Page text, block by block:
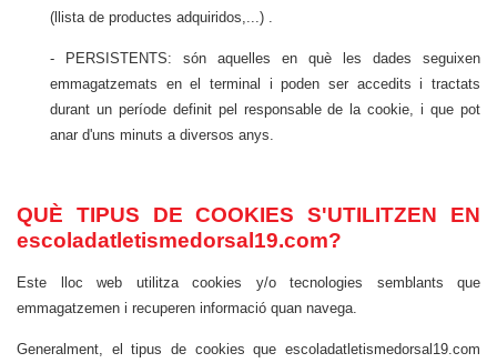
(llista de productes adquiridos,...) .
- PERSISTENTS: són aquelles en què les dades seguixen
emmagatzemats en el terminal i poden ser accedits i tractats
durant un període definit pel responsable de la cookie, i que pot
anar d'uns minuts a diversos anys.
QUÈ TIPUS DE COOKIES S'UTILITZEN EN
escoladatletismedorsal19.com?
Este lloc web utilitza cookies y/o tecnologies semblants que
emmagatzemen i recuperen informació quan navega.
Generalment, el tipus de cookies que escoladatletismedorsal19.com